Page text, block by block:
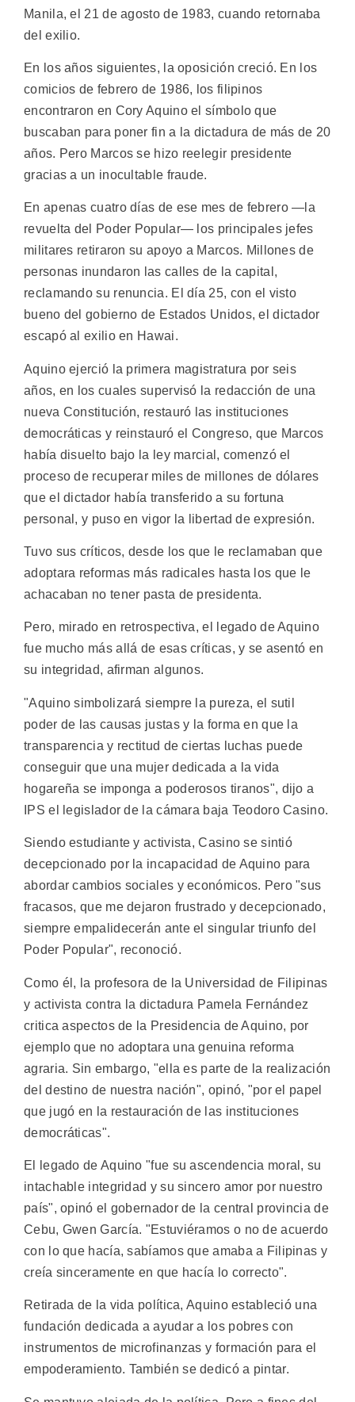
Manila, el 21 de agosto de 1983, cuando retornaba
del exilio.
En los años siguientes, la oposición creció. En los
comicios de febrero de 1986, los filipinos
encontraron en Cory Aquino el símbolo que
buscaban para poner fin a la dictadura de más de 20
años. Pero Marcos se hizo reelegir presidente
gracias a un inocultable fraude.
En apenas cuatro días de ese mes de febrero —la
revuelta del Poder Popular— los principales jefes
militares retiraron su apoyo a Marcos. Millones de
personas inundaron las calles de la capital,
reclamando su renuncia. El día 25, con el visto
bueno del gobierno de Estados Unidos, el dictador
escapó al exilio en Hawai.
Aquino ejerció la primera magistratura por seis
años, en los cuales supervisó la redacción de una
nueva Constitución, restauró las instituciones
democráticas y reinstauró el Congreso, que Marcos
había disuelto bajo la ley marcial, comenzó el
proceso de recuperar miles de millones de dólares
que el dictador había transferido a su fortuna
personal, y puso en vigor la libertad de expresión.
Tuvo sus críticos, desde los que le reclamaban que
adoptara reformas más radicales hasta los que le
achacaban no tener pasta de presidenta.
Pero, mirado en retrospectiva, el legado de Aquino
fue mucho más allá de esas críticas, y se asentó en
su integridad, afirman algunos.
"Aquino simbolizará siempre la pureza, el sutil
poder de las causas justas y la forma en que la
transparencia y rectitud de ciertas luchas puede
conseguir que una mujer dedicada a la vida
hogareña se imponga a poderosos tiranos", dijo a
IPS el legislador de la cámara baja Teodoro Casino.
Siendo estudiante y activista, Casino se sintió
decepcionado por la incapacidad de Aquino para
abordar cambios sociales y económicos. Pero "sus
fracasos, que me dejaron frustrado y decepcionado,
siempre empalidecerán ante el singular triunfo del
Poder Popular", reconoció.
Como él, la profesora de la Universidad de Filipinas
y activista contra la dictadura Pamela Fernández
critica aspectos de la Presidencia de Aquino, por
ejemplo que no adoptara una genuina reforma
agraria. Sin embargo, "ella es parte de la realización
del destino de nuestra nación", opinó, "por el papel
que jugó en la restauración de las instituciones
democráticas".
El legado de Aquino "fue su ascendencia moral, su
intachable integridad y su sincero amor por nuestro
país", opinó el gobernador de la central provincia de
Cebu, Gwen García. "Estuviéramos o no de acuerdo
con lo que hacía, sabíamos que amaba a Filipinas y
creía sinceramente en que hacía lo correcto".
Retirada de la vida política, Aquino estableció una
fundación dedicada a ayudar a los pobres con
instrumentos de microfinanzas y formación para el
empoderamiento. También se dedicó a pintar.